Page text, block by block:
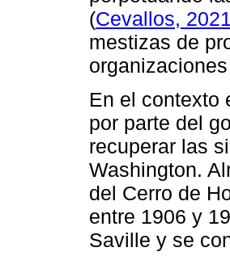
(Cevallos, 2021
mestizas de
En el contexto
por parte del
recuperar las
Washington.
del Cerro de
entre 1906 y
Saville y se